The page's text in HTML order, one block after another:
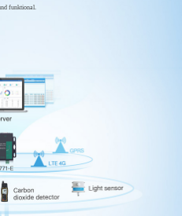
funktional.